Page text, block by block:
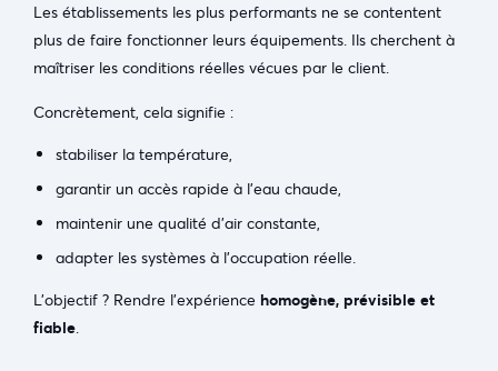
Les établissements les plus performants ne se contentent
plus de faire fonctionner leurs équipements. Ils cherchent à
maîtriser les conditions réelles vécues par le client.
Concrètement, cela signifie :
stabiliser la température,
garantir un accès rapide à l’eau chaude,
maintenir une qualité d’air constante,
adapter les systèmes à l’occupation réelle.
L’objectif ? Rendre l’expérience homogène, prévisible et
fiable.